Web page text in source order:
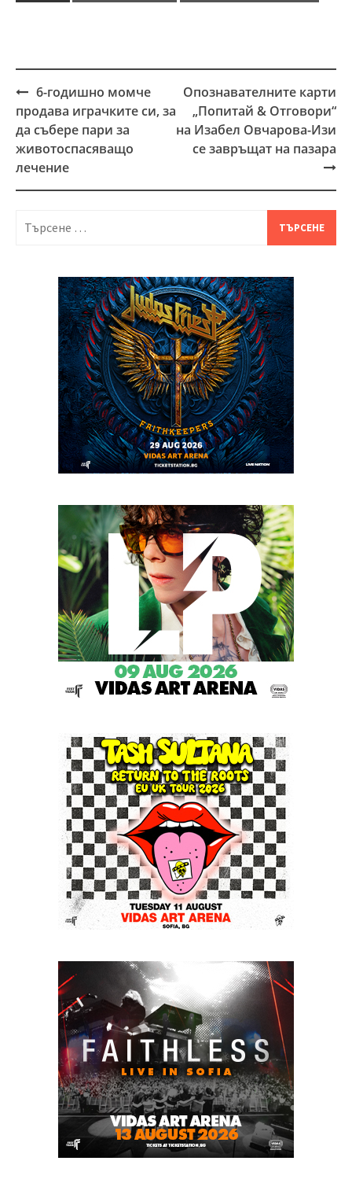
Post
navigation
6-годишнo момче
продава играчките си, за
да събере пари за
животоспасяващо
лечение
Опознавателните карти
„Попитай & Отговори“
на Изабел Овчарова-Изи
се завръщат на пазара
Търсене